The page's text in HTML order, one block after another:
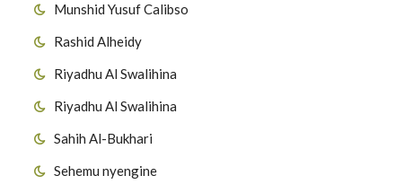
Munshid Yusuf Calibso
Rashid Alheidy
Riyadhu Al Swalihina
Riyadhu Al Swalihina
Sahih Al-Bukhari
Sehemu nyengine